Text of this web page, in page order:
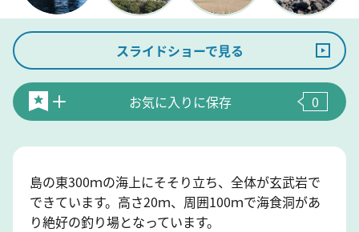
スライドショーで見る
お気に入りに保存 0
島の東300ｍの海上にそそり立ち、全体が玄武岩で
できています。高さ20ｍ、周囲100ｍで海食洞があ
り絶好の釣り場となっています。